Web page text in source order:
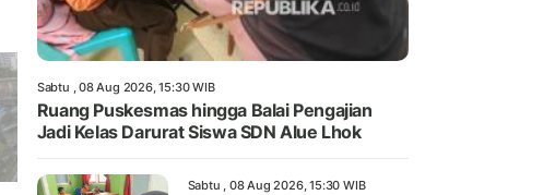
Sabtu , 08 Aug 2026, 15:30 WIB
Ruang Puskesmas hingga Balai Pengajian
Jadi Kelas Darurat Siswa SDN Alue Lhok
Sabtu , 08 Aug 2026, 15:30 WIB